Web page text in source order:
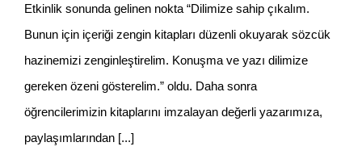
Etkinlik sonunda gelinen nokta “Dilimize sahip çıkalım.
Bunun için içeriği zengin kitapları düzenli okuyarak sözcük
hazinemizi zenginleştirelim. Konuşma ve yazı dilimize
gereken özeni gösterelim.” oldu. Daha sonra
öğrencilerimizin kitaplarını imzalayan değerli yazarımıza,
paylaşımlarından [...]